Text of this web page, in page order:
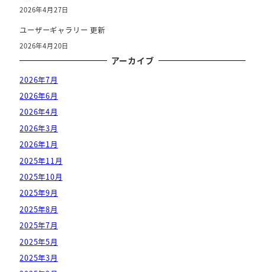
2026年4月27日
ユーザーギャラリー 更新
2026年4月20日
アーカイブ
2026年7月
2026年6月
2026年4月
2026年3月
2026年1月
2025年11月
2025年10月
2025年9月
2025年8月
2025年7月
2025年5月
2025年3月